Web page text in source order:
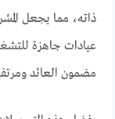
ذاته، مما يجعل
عيادات جاهزة
مضمون العائد